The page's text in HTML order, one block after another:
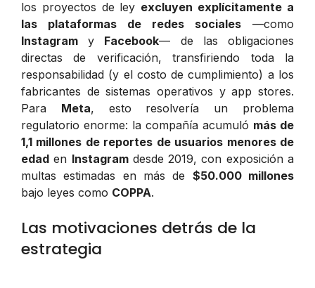
los proyectos de ley excluyen explícitamente a
las plataformas de redes sociales —como
Instagram y Facebook— de las obligaciones
directas de verificación, transfiriendo toda la
responsabilidad (y el costo de cumplimiento) a los
fabricantes de sistemas operativos y app stores.
Para Meta, esto resolvería un problema
regulatorio enorme: la compañía acumuló más de
1,1 millones de reportes de usuarios menores de
edad en Instagramdesde 2019, con exposición a
multas estimadas en más de $50.000 millones
bajo leyes como COPPA.
Las motivaciones detrás de la
estrategia